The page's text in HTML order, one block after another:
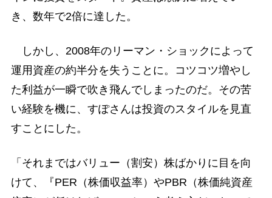
き、数年で2倍に達した。
しかし、2008年のリーマン・ショックによって
運用資産の約半分を失うことに。コツコツ増やし
た利益が一瞬で吹き飛んでしまったのだ。その苦
い経験を機に、すぽさんは投資のスタイルを見直
すことにした。
「それまではバリュー（割安）株ばかりに目を向
けて、『PER（株価収益率）やPBR（株価純資産